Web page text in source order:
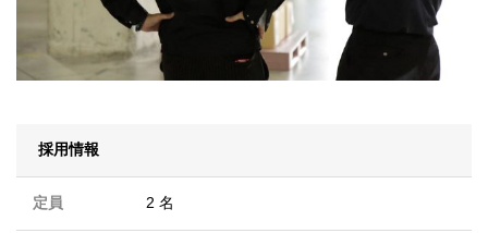
採用情報
定員 2 名